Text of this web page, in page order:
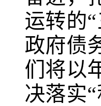
运转的
政府债
们将以
决落实“